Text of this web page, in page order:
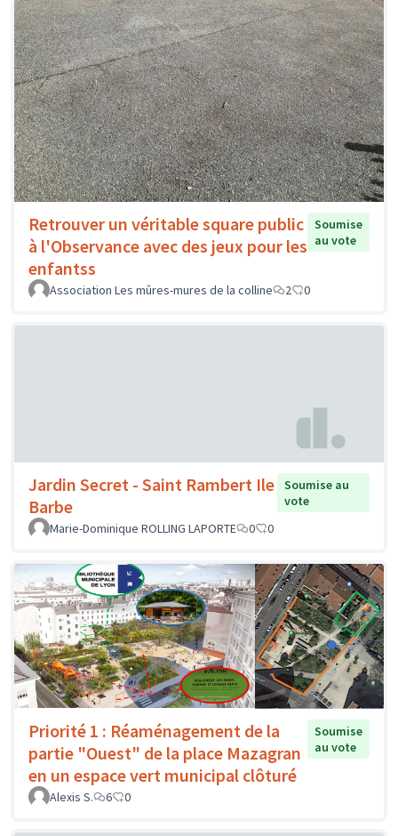
Retrouver un véritable square public
à l'Observance avec des jeux pour les
enfantss
Soumise
au vote
Association Les mûres-mures de la colline 2 0
Jardin Secret - Saint Rambert Ile
Barbe
Soumise au
vote
Marie-Dominique ROLLING LAPORTE
0 0
Priorité 1 : Réaménagement de la
partie "Ouest" de la place Mazagran
en un espace vert municipal clôturé
Soumise
au vote
Alexis S. 6 0